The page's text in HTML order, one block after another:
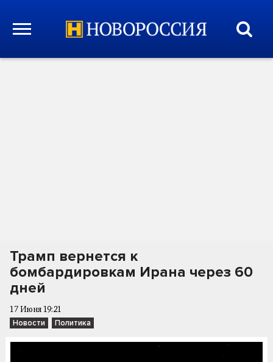
Трамп вернется к
бомбардировкам Ирана через 60
дней
17 Июня 19:21
Новости Политика